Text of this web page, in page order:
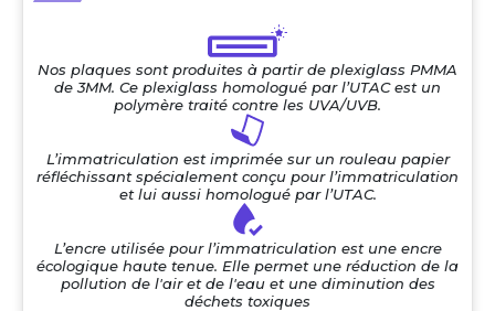
Nos plaques sont produites à partir de plexiglass PMMA
de 3MM. Ce plexiglass homologué par l’UTAC est un
polymère traité contre les UVA/UVB.
L’immatriculation est imprimée sur un rouleau papier
réfléchissant spécialement conçu pour l’immatriculation
et lui aussi homologué par l’UTAC.
L’encre utilisée pour l’immatriculation est une encre
écologique haute tenue. Elle permet une réduction de la
pollution de l'air et de l'eau et une diminution des
déchets toxiques